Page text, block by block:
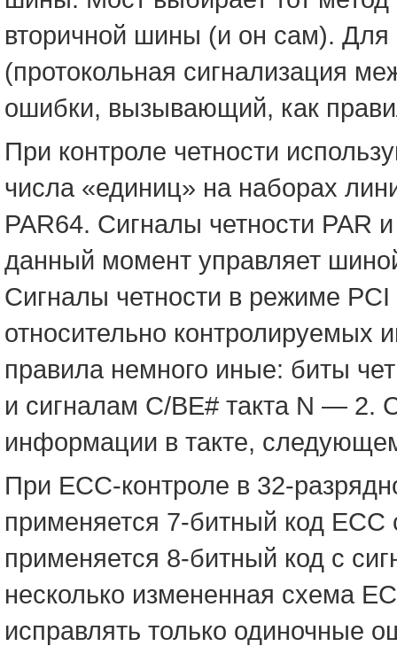
вторичной шины (и он сам).
(протокольная сигнализация
ошибки, вызывающий, как
При контроле четности
числа «единиц» на наборах
PAR64. Сигналы четности PAR
данный момент управляет
Сигналы четности в режиме
относительно контролируемых
правила немного иные: биты
и сигналам C/BE# такта N — 2.
информации в такте,
При ECC-контроле в 32-
применяется 7-битный код
применяется 8-битный код с
несколько измененная схема
исправлять только одиночные